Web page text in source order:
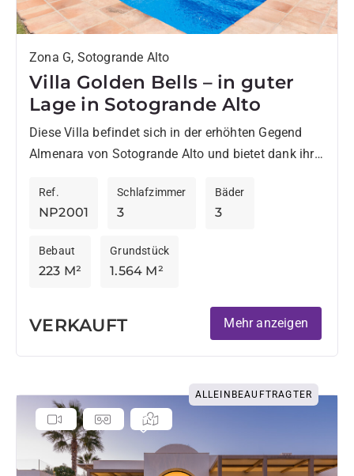
Zona G, Sotogrande Alto
Villa Golden Bells – in guter
Lage in Sotogrande Alto
Diese Villa befindet sich in der erhöhten Gegend
Almenara von Sotogrande Alto und bietet dank ihrer
Aussicht und viel...
NP2001
Ref.
3
Schlafzimmer
3
Bäder
223 M²
Bebaut
1.564 M²
Grundstück
VERKAUFT Mehr anzeigen
ALLEINBEAUFTRAGTER